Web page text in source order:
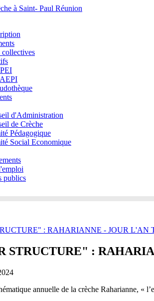
collectives
d'Administration
de Crèche
Pédagogique
Social Economique
publics
STRUCTURE" :
annuelle de la crèche Raharianne, «